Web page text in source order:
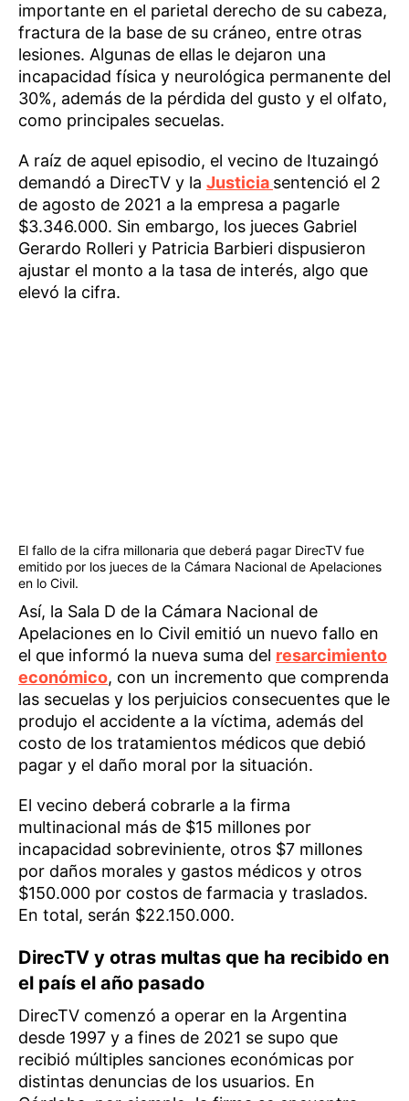
importante en el parietal derecho de su cabeza,
fractura de la base de su cráneo, entre otras
lesiones. Algunas de ellas le dejaron una
incapacidad física y neurológica permanente del
30%, además de la pérdida del gusto y el olfato,
como principales secuelas.
A raíz de aquel episodio, el vecino de Ituzaingó
demandó a DirecTV y la Justicia sentenció el 2
de agosto de 2021 a la empresa a pagarle
$3.346.000. Sin embargo, los jueces Gabriel
Gerardo Rolleri y Patricia Barbieri dispusieron
ajustar el monto a la tasa de interés, algo que
elevó la cifra.
El fallo de la cifra millonaria que deberá pagar DirecTV fue
emitido por los jueces de la Cámara Nacional de Apelaciones
en lo Civil.
Así, la Sala D de la Cámara Nacional de
Apelaciones en lo Civil emitió un nuevo fallo en
el que informó la nueva suma del resarcimiento
económico, con un incremento que comprenda
las secuelas y los perjuicios consecuentes que le
produjo el accidente a la víctima, además del
costo de los tratamientos médicos que debió
pagar y el daño moral por la situación.
El vecino deberá cobrarle a la firma
multinacional más de $15 millones por
incapacidad sobreviniente, otros $7 millones
por daños morales y gastos médicos y otros
$150.000 por costos de farmacia y traslados.
En total, serán $22.150.000.
DirecTV y otras multas que ha recibido en
el país el año pasado
DirecTV comenzó a operar en la Argentina
desde 1997 y a fines de 2021 se supo que
recibió múltiples sanciones económicas por
distintas denuncias de los usuarios. En